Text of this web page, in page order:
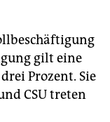
gilt eine
Prozent. Sie
CSU treten